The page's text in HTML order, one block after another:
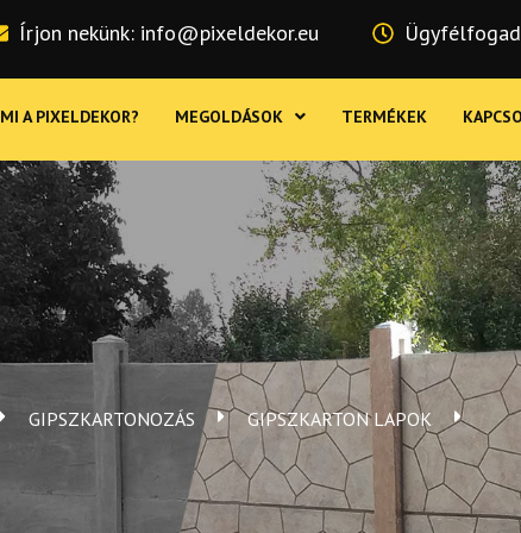
Írjon nekünk: info@pixeldekor.eu
MI A PIXELDEKOR? MEGOLDÁSOK TERMÉKEK
GIPSZKARTONOZÁS
GIPSZKARTON LAPOK